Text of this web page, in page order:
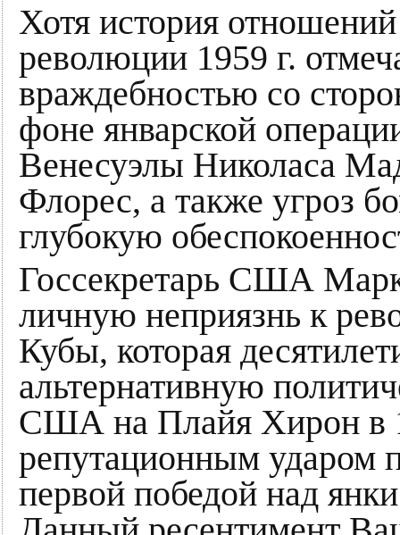
Хотя история
революции 1959 г.
враждебностью со
фоне январской
Венесуэлы Николаса
Флорес, а также угроз
глубокую
Госсекретарь США
личную неприязнь к
Кубы, которая
альтернативную
США на Плайя Хирон в
репутационным ударом
первой победой над